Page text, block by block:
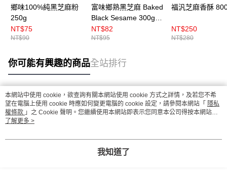
鄉味100%純黑芝麻粉
250g
NT$75
NT$90
富味鄉熟黑芝麻 Baked
Black Sesame 300g／
3kg
NT$82
NT$95
福汎芝麻香酥
NT$250
NT$280
你可能有興趣的商品全站排行
熱門標籤
本網站中使用 cookie，欲查詢有關本網站使用 cookie 方式之詳情，及若您不希
望在電腦上使用 cookie 時應如何變更電腦的 cookie 設定，請參閱本網站「 隱私
權條款 」之 Cookie 聲明。您繼續使用本網站即表示您同意本公司得按本網站使
用條款之 Cookie 聲明使用 cookie。
了解更多 >
我知道了